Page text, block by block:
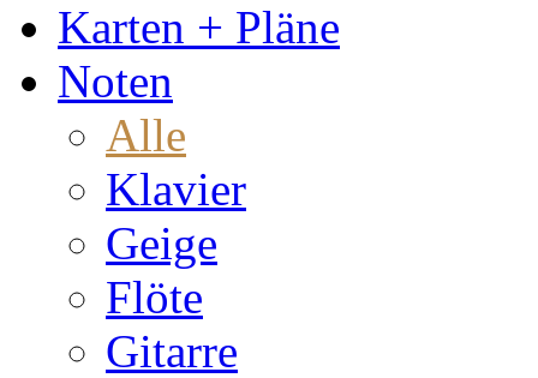
Karten + Pläne
Noten
Alle
Klavier
Geige
Flöte
Gitarre